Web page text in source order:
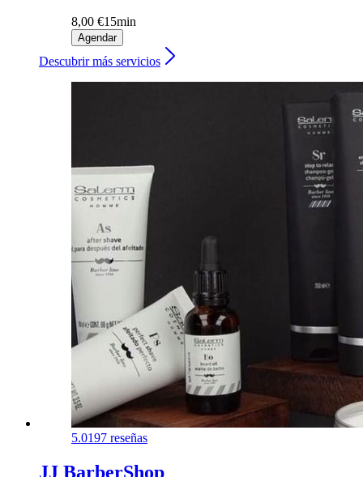
8,00 €15min
Agendar
Descubrir más servicios
5.0197 reseñas
JJ BarberShop